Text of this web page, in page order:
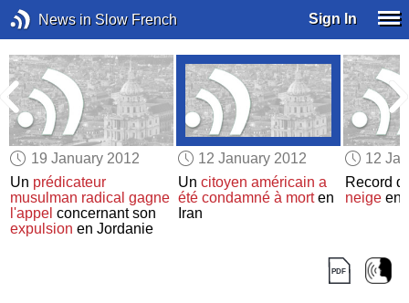
News in Slow French Sign In
19 January 2012
Un prédicateur
musulman radical gagne
l'appel concernant son
expulsion en Jordanie
12 January 2012
Un citoyen américain a
été condamné à morten
Iran
12
Record
neigeen